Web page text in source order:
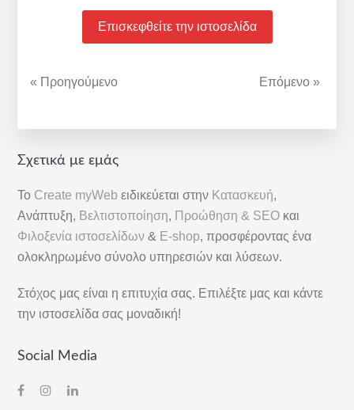
Επισκεφθείτε την ιστοσελίδα
« Προηγούμενο Επόμενο »
Αρχική
Στήλη
Σχετικά με εμάς
Το Create myWeb ειδικεύεται στην Κατασκευή,
Ανάπτυξη, Βελτιστοποίηση, Προώθηση & SEO και
Φιλοξενία ιστοσελίδων & E-shop, προσφέροντας ένα
ολοκληρωμένο σύνολο υπηρεσιών και λύσεων.
Στόχος μας είναι η επιτυχία σας. Επιλέξτε μας και κάντε
την ιστοσελίδα σας μοναδική!
Social Media